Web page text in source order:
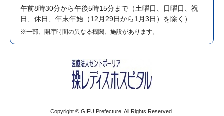
午前8時30分から午後5時15分まで （土曜日、日曜日、祝
日、休日、年末年始（12月29日から1月3日）を除く）
※一部、開庁時間の異なる機関、施設があります。
Copyright © GIFU Prefecture. All Rights Reserved.